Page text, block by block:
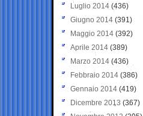
Luglio 2014 (436)
Giugno 2014 (391)
Maggio 2014 (392)
Aprile 2014 (389)
Marzo 2014 (436)
Febbraio 2014 (386)
Gennaio 2014 (419)
Dicembre 2013 (367)